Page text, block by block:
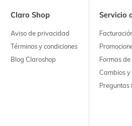
Claro Shop
Aviso de privacidad
Términos y condiciones
Blog Claroshop
Servicio
Formas
Cambios y
Preguntas